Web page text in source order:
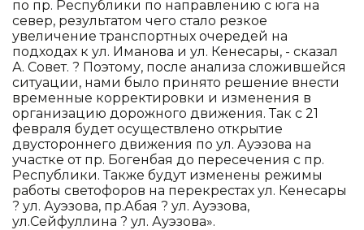
по пр. Республики по направлению с юга на
север, результатом чего стало резкое
увеличение транспортных очередей на
подходах к ул. Иманова и ул. Кенесары, - сказал
А. Совет. ? Поэтому, после анализа сложившейся
ситуации, нами было принято решение внести
временные корректировки и изменения в
организацию дорожного движения. Так с 21
февраля будет осуществлено открытие
двустороннего движения по ул. Ауэзова на
участке от пр. Богенбая до пересечения с пр.
Республики. Также будут изменены режимы
работы светофоров на перекрестах ул. Кенесары
? ул. Ауэзова, пр.Абая ? ул. Ауэзова,
ул.Сейфуллина ? ул. Ауэзова».